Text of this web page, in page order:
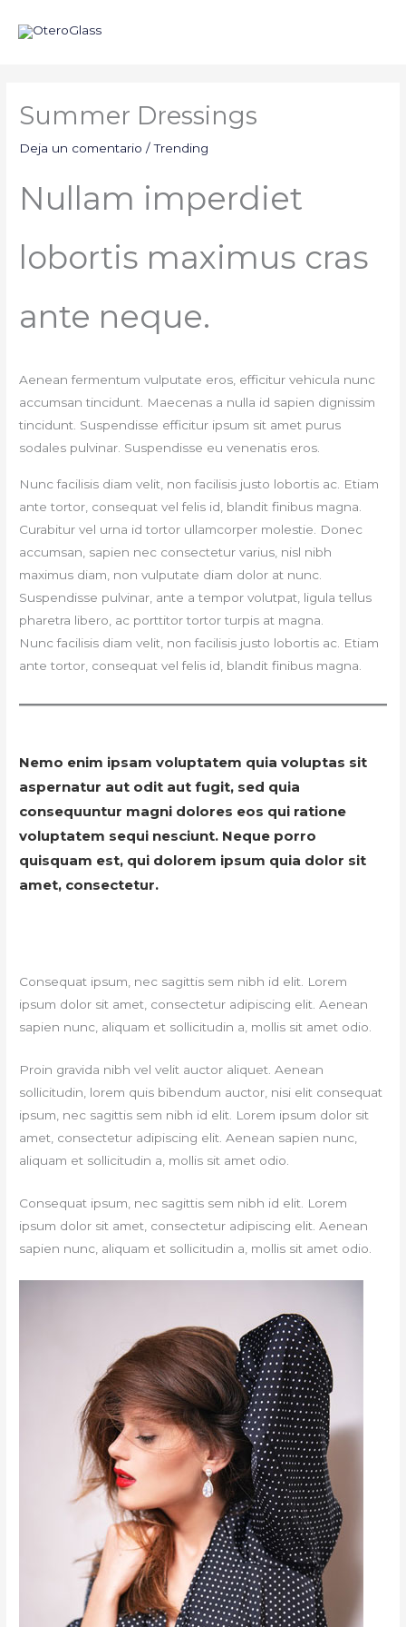
Summer Dressings
Deja un comentario /Trending
Nullam imperdiet
lobortis maximus cras
ante neque.
Aenean fermentum vulputate eros, efficitur vehicula nunc
accumsan tincidunt. Maecenas a nulla id sapien dignissim
tincidunt. Suspendisse efficitur ipsum sit amet purus
sodales pulvinar. Suspendisse eu venenatis eros.
Nunc facilisis diam velit, non facilisis justo lobortis ac. Etiam
ante tortor, consequat vel felis id, blandit finibus magna.
Curabitur vel urna id tortor ullamcorper molestie. Donec
accumsan, sapien nec consectetur varius, nisl nibh
maximus diam, non vulputate diam dolor at nunc.
Suspendisse pulvinar, ante a tempor volutpat, ligula tellus
pharetra libero, ac porttitor tortor turpis at magna.
Nunc facilisis diam velit, non facilisis justo lobortis ac. Etiam
ante tortor, consequat vel felis id, blandit finibus magna.
Nemo enim ipsam voluptatem quia voluptas sit
aspernatur aut odit aut fugit, sed quia
consequuntur magni dolores eos qui ratione
voluptatem sequi nesciunt. Neque porro
quisquam est, qui dolorem ipsum quia dolor sit
amet, consectetur.
Consequat ipsum, nec sagittis sem nibh id elit. Lorem
ipsum dolor sit amet, consectetur adipiscing elit. Aenean
sapien nunc, aliquam et sollicitudin a, mollis sit amet odio.
Proin gravida nibh vel velit auctor aliquet. Aenean
sollicitudin, lorem quis bibendum auctor, nisi elit consequat
ipsum, nec sagittis sem nibh id elit. Lorem ipsum dolor sit
amet, consectetur adipiscing elit. Aenean sapien nunc,
aliquam et sollicitudin a, mollis sit amet odio.
Consequat ipsum, nec sagittis sem nibh id elit. Lorem
ipsum dolor sit amet, consectetur adipiscing elit. Aenean
sapien nunc, aliquam et sollicitudin a, mollis sit amet odio.